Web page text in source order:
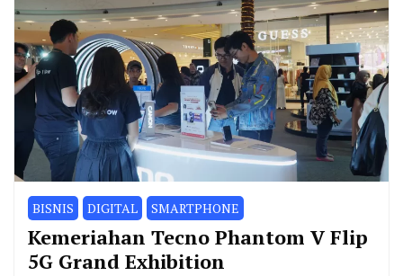
BISNIS DIGITAL SMARTPHONE
Kemeriahan Tecno Phantom V Flip
5G Grand Exhibition